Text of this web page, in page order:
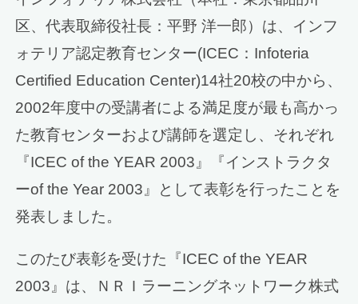
区、代表取締役社長：平野 洋一郎）は、インフ
ォテリア認定教育センター(ICEC：Infoteria
Certified Education Center)14社20校の中から、
2002年度中の受講者による満足度が最も高かっ
た教育センターおよび講師を選定し、それぞれ
『ICEC of the YEAR 2003』『インストラクタ
ーof the Year 2003』として表彰を行ったことを
発表しました。
このたび表彰を受けた『ICEC of the YEAR
2003』は、ＮＲＩラーニングネットワーク株式